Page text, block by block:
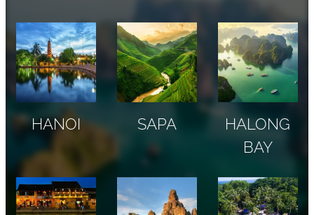
HANOI SAPA
HALONG
BAY